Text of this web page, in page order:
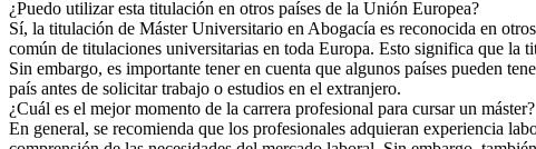
¿Puedo utilizar esta titulación en otros países de la Unión Europea?
Sí, la titulación de Máster Universitario en Abogacía es reconocida en
común de titulaciones universitarias en toda Europa. Esto significa que
Sin embargo, es importante tener en cuenta que algunos países pueden
país antes de solicitar trabajo o estudios en el extranjero.
¿Cuál es el mejor momento de la carrera profesional para cursar un máster?
En general, se recomienda que los profesionales adquieran experiencia